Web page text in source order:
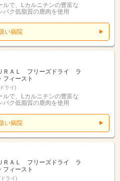
ルで、Lカルニチンの豊富な
パク低脂質の鹿肉を使用
い病院
ＲＡＬ フリーズドライ ラ
フィースト
ライ)
ルで、Lカルニチンの豊富な
パク低脂質の鹿肉を使用
い病院
ＲＡＬ フリーズドライ ラ
フィースト
ライ)